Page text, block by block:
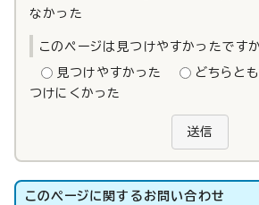
なかった
このページは見つけやすかったですか
見つけやすかった どちらと
つけにくかった
送信
このページに関する お問い合わせ